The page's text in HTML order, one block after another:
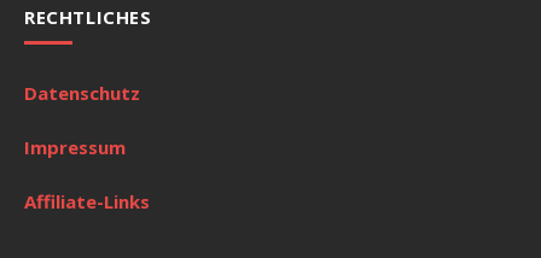
RECHTLICHES
Datenschutz
Impressum
Affiliate-Links